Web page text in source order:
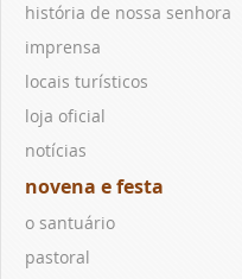
história de nossa senhora
imprensa
locais turísticos
loja oficial
notícias
novena e festa
o santuário
pastoral